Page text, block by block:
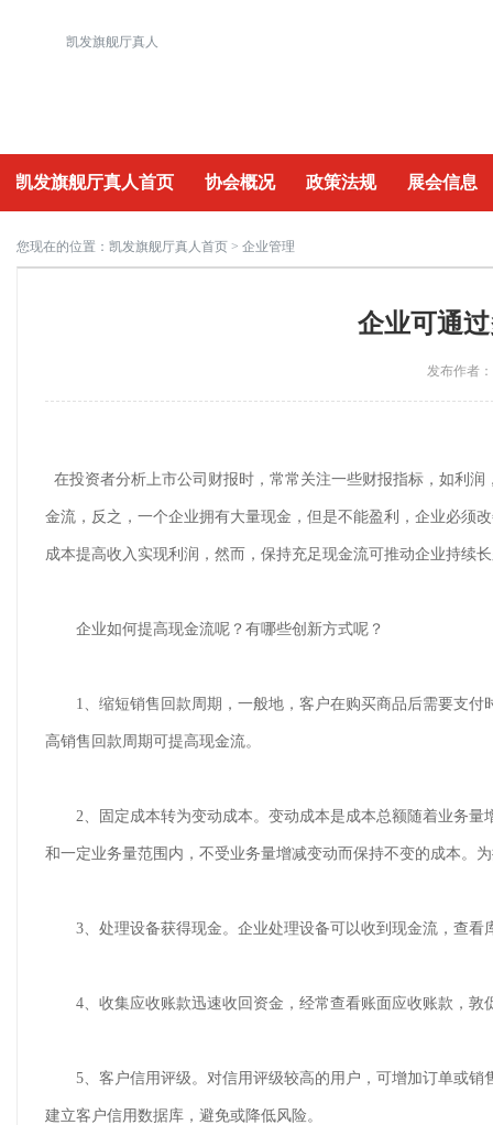
凯发旗舰厅真人
凯发旗舰厅真人首页 协会概况 政策法规 展会信息
重要活动
您现在的位置： 凯发旗舰厅真人首页 > 企业管理
企业可通
发布作者
在投资者分析上市公司财报时，常常关注一些财报指标，如利
金流，反之，一个企业拥有大量现金，但是不能盈利，企业必须
成本提高收入实现利润，然而，保持充足现金流可推动企业持续
企业如何提高现金流呢？有哪些创新方式呢？
1、缩短销售回款周期，一般地，客户在购买商品后需要支付
高销售回款周期可提高现金流。
2、固定成本转为变动成本。变动成本是成本总额随着业务量
和一定业务量范围内，不受业务量增减变动而保持不变的成本。
3、处理设备获得现金。企业处理设备可以收到现金流，查看
4、收集应收账款迅速收回资金，经常查看账面应收账款，敦
5、客户信用评级。对信用评级较高的用户，可增加订单或销
建立客户信用数据库，避免或降低风险。